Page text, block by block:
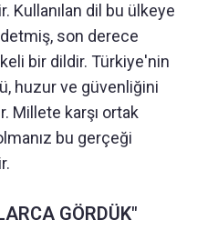
Kullanılan dil bu ülkeye
son derece
bir dildir. Türkiye'nin
huzur ve güvenliğini
Millete karşı ortak
bu gerçeği
GÖRDÜK"